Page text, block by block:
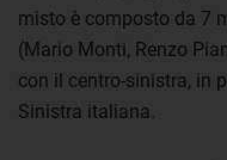
misto è composto da 7
(Mario Monti, Renzo
con il centro-sinistra, in
Sinistra italiana.